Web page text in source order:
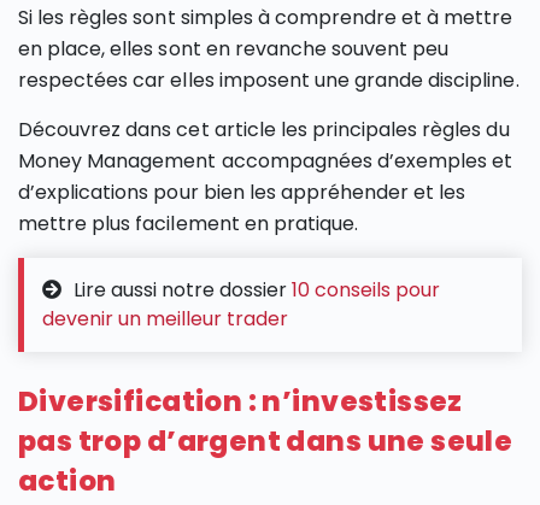
Si les règles sont simples à comprendre et à mettre
en place, elles sont en revanche souvent peu
respectées car elles imposent une grande discipline.
Découvrez dans cet article les principales règles du
Money Management accompagnées d’exemples et
d’explications pour bien les appréhender et les
mettre plus facilement en pratique.
Lire aussi notre dossier10 conseils pour
devenir un meilleur trader
Diversification : n’investissez
pas trop d’argent dans une seule
action